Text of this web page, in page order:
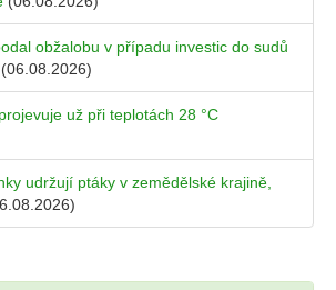
obžalobu v případu investic do sudů
(06.08.2026)
už při teplotách 28 °C
udržují ptáky v zemědělské krajině,